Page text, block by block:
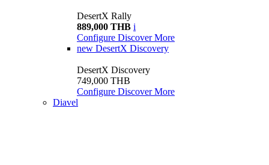
DesertX Rally
889,000 THB i
Configure Discover More
new DesertX Discovery
DesertX Discovery
749,000 THB
Configure Discover More
Diavel